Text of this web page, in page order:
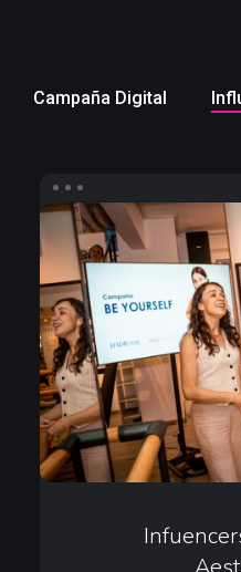
Campaña Digital
Infuencers
para
Merz
Aesthetics